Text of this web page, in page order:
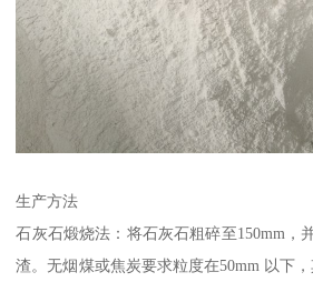
生产方法
石灰石煅烧法：将石灰石粗碎至150mm，
渣。无烟煤或焦炭要求粒度在50mm 以下